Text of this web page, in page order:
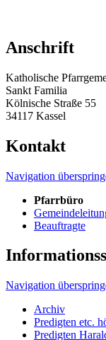
Anschrift
Katholische
Sankt Familia
Kölnische Straße 55
34117 Kassel
Kontakt
Navigation
Pfarrbüro
Beauftragte
Navigation
Archiv
Predigten etc.
Predigten